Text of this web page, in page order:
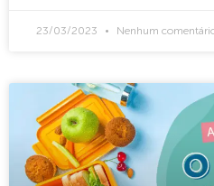
23/03/2023 Nenhum